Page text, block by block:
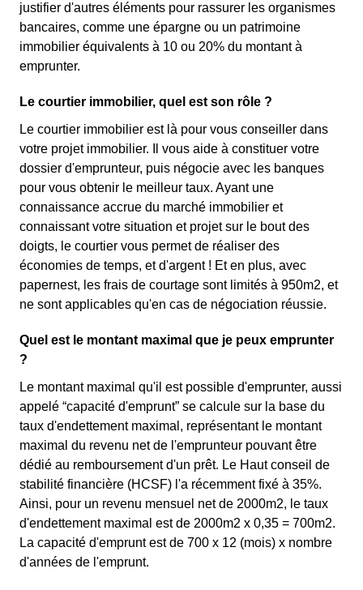
justifier d'autres éléments pour rassurer les organismes
bancaires, comme une épargne ou un patrimoine
immobilier équivalents à 10 ou 20% du montant à
emprunter.
Le courtier immobilier, quel est son rôle ?
Le courtier immobilier est là pour vous conseiller dans
votre projet immobilier. Il vous aide à constituer votre
dossier d'emprunteur, puis négocie avec les banques
pour vous obtenir le meilleur taux. Ayant une
connaissance accrue du marché immobilier et
connaissant votre situation et projet sur le bout des
doigts, le courtier vous permet de réaliser des
économies de temps, et d'argent ! Et en plus, avec
papernest, les frais de courtage sont limités à 950m2, et
ne sont applicables qu'en cas de négociation réussie.
Quel est le montant maximal que je peux emprunter
?
Le montant maximal qu'il est possible d'emprunter, aussi
appelé “capacité d'emprunt” se calcule sur la base du
taux d'endettement maximal, représentant le montant
maximal du revenu net de l'emprunteur pouvant être
dédié au remboursement d'un prêt. Le Haut conseil de
stabilité financière (HCSF) l'a récemment fixé à 35%.
Ainsi, pour un revenu mensuel net de 2000m2, le taux
d'endettement maximal est de 2000m2 x 0,35 = 700m2.
La capacité d'emprunt est de 700 x 12 (mois) x nombre
d'années de l'emprunt.